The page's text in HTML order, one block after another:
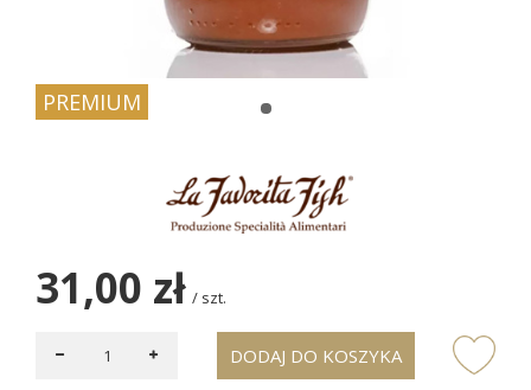
PREMIUM
31,00 zł / szt.
DODAJ DO KOSZYKA